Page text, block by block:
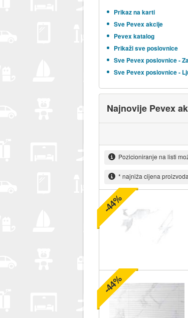
Prikaz na karti
Sve Pevex akcije
Pevex katalog
Prikaži sve poslovnice
Sve Pevex poslovnice -
Sve Pevex poslovnice -
Najnovije Pevex
Pozicioniranje na listi
* najniža cijena
-44%
-44%